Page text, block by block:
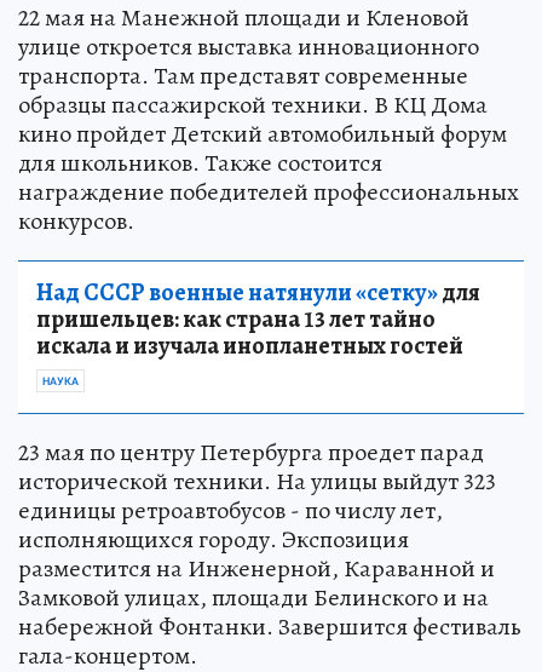
22 мая на Манежной площади и Кленовой
улице откроется выставка инновационного
транспорта. Там представят современные
образцы пассажирской техники. В КЦ Дома
кино пройдет Детский автомобильный форум
для школьников. Также состоится
награждение победителей профессиональных
конкурсов.
Над СССР военные натянули «сетку»для
пришельцев: как страна 13 лет тайно
искала и изучала инопланетных гостей
НАУКА
23 мая по центру Петербурга проедет парад
исторической техники. На улицы выйдут 323
единицы ретроавтобусов - по числу лет,
исполняющихся городу. Экспозиция
разместится на Инженерной, Караванной и
Замковой улицах, площади Белинского и на
набережной Фонтанки. Завершится фестиваль
гала-концертом.